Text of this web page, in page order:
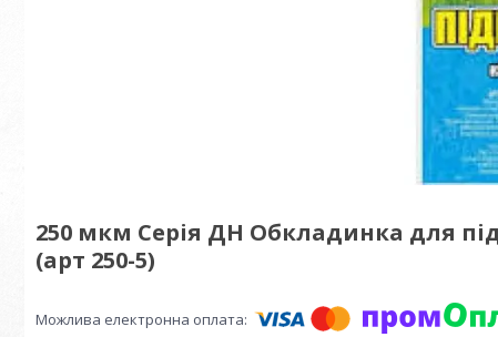
250 мкм Серія ДН Обкладинка для
(арт 250-5)